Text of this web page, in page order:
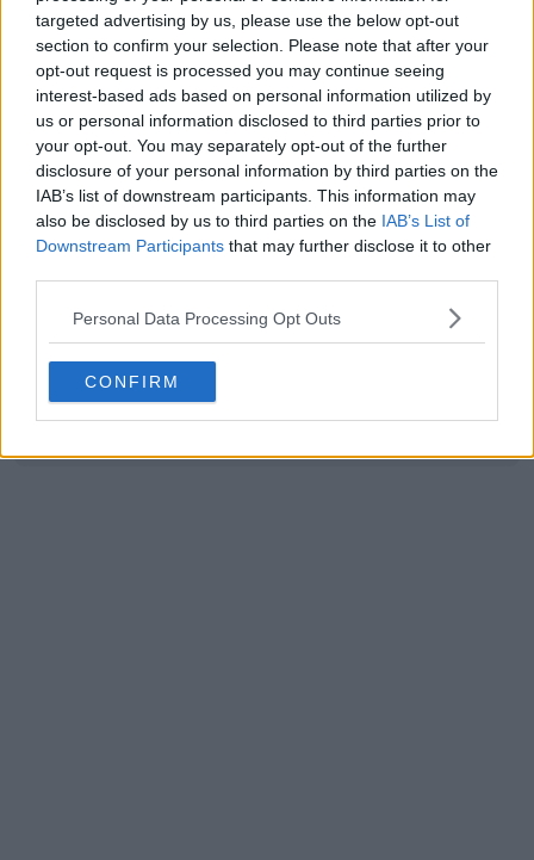
targeted advertising by us, please use the below opt-out
section to confirm your selection. Please note that after your
opt-out request is processed you may continue seeing
interest-based ads based on personal information utilized by
us or personal information disclosed to third parties prior to
your opt-out. You may separately opt-out of the further
disclosure of your personal information by third parties on the
IAB’s list of downstream participants. This information may
also be disclosed by us to third parties on the IAB’s List of
Downstream Participants that may further disclose it to other
Personal Data Processing Opt Outs
CONFIRM
Rilasciate le maglie da casa e da trasferta dei
Paesi Bassi 2025
UFFICIALE 0 0 0 543 14 Mag 2025
Rilasciate le maglie Norvegia 2025 Euro femminili
in casa e in trasferta